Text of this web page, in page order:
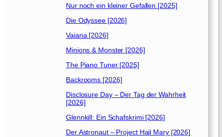
Nur noch ein kleiner Gefallen [2025]
Die Odyssee [2026]
Vaiana [2026]
Minions & Monster [2026]
The Piano Tuner [2025]
Backrooms [2026]
Disclosure Day – Der Tag der Wahrheit
[2026]
Glennkill: Ein Schafskrimi [2026]
Der Astronaut – Project Hail Mary [2026]